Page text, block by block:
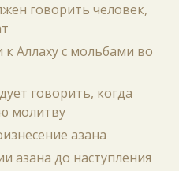
говорить человек,
Аллаху с мольбами во
говорить, когда
молитву
азана
азана до наступления